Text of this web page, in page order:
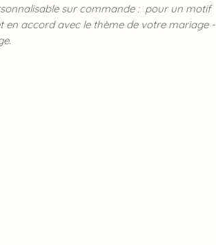
sur commande : pour un motif
en accord avec le thème de votre mariage -